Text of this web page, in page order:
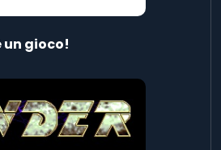
un gioco!